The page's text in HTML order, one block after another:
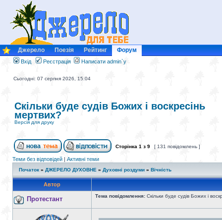
Джерело Поезія Рейтинг Форум
Вхід Реєстрація Написати admin`у
Сьогодні: 07 серпня 2026, 15:04
Скільки буде судів Божих і воскресінь
мертвих?
Версія для друку
Сторінка 1 з 9 [ 131 повідомлень ]
Теми без відповідей | Активні теми
Початок » ДЖЕРЕЛО ДУХОВНЕ » Духовні роздуми » Вічність
Автор
Протестант Тема повідомлення: Скільки буде судів Божих і